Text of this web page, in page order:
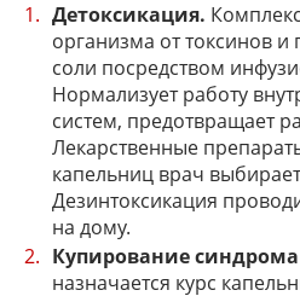
Детоксикация.
организма от токсинов и
соли посредством
Нормализует работу
систем, предотвращает
Лекарственные
капельниц врач
Дезинтоксикация
на дому.
Купирование
назначается курс